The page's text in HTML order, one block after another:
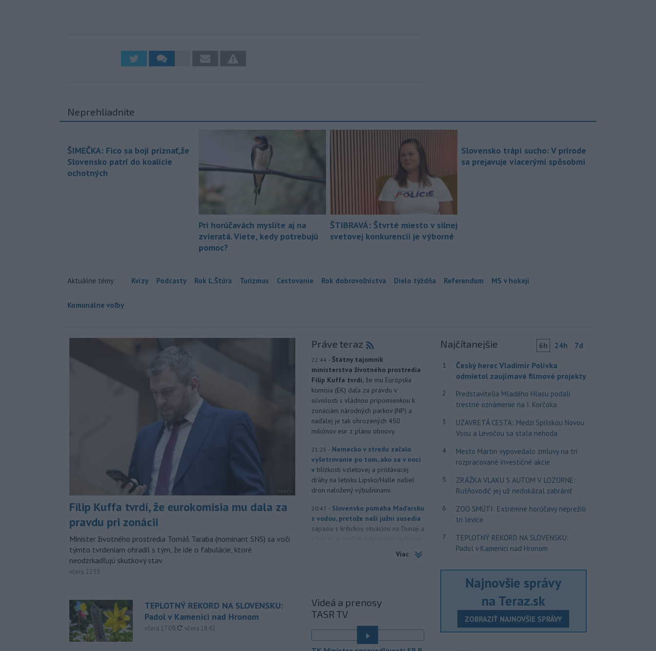
Neprehliadnite
ŠIMEČKA: Fico sa bojí priznať,že
Slovensko patrí do koalície
ochotných
Pri horúčavách myslite aj na
zvieratá. Viete, kedy potrebujú
pomoc?
ŠTIBRAVÁ: Štvrté miesto v silnej
svetovej konkurencii je výborné
Slovensko trápi sucho: V prírode
sa prejavuje viacerými spôsobmi
Aktuálne témy: Kvízy Podcasty Rok Ľ.Štúra Turizmus Cestovanie Rok dobrovoľníctva Dielo týždňa Referendum MS v hokeji
Komunálne voľby
Filip Kuffa tvrdí, že eurokomisia mu dala za
pravdu pri zonácii
Minister životného prostredia Tomáš Taraba (nominant SNS) sa voči
týmto tvrdeniam ohradil s tým, že ide o fabulácie, ktoré
neodzrkadľujú skutkový stav.
včera 22:53
TEPLOTNÝ REKORD NA SLOVENSKU:
Padol v Kamenici nad Hronom
včera 17:09, aktualizované
včera 18:42
Práve teraz
22:44 - Štátny tajomník
ministerstva životného prostredia
Filip Kuffa tvrdí, že mu Európska
komisia (EK) dala za pravdu v
súvislosti s vládnou pripomienkou k
zonáciám národných parkov (NP) a
naďalej je tak ohrozených 450
miliónov eur z plánu obnovy.
21:25 - Nemecko v stredu začalo
vyšetrovanie po tom, ako sa v noci
v blízkosti vzletovej a pristávacej
dráhy na letisku Lipsko/Halle našiel
dron naložený výbušninami.
20:47 - Slovensko pomáha Maďarsku
s vodou, pretože naši južní susedia
zápasia s kritickou situáciou na Dunaji a
prevádzanie migrantov z Bieloruska
na územie tohto členského štátu
Európskej únie.
Ruská dezinformačná
kampaň sa vo Francúzsku zamerala
Viac
Videá a prenosy
TASR TV
Najčítanejšie 6h 24h 7d
1
Český herec Vladimír Polívka
odmietol zaujímavé filmové projekty
2
Predstavitelia Mladého Hlasu podali
trestné oznámenie na I. Korčoka
3
UZAVRETÁ CESTA: Medzi Spišskou Novou
Vsou a Levočou sa stala nehoda
4
Mesto Martin vypovedalo zmluvy na tri
rozpracované investičné akcie
5
ZRÁŽKA VLAKU S AUTOM V LOZORNE:
Rušňovodič jej už nedokázal zabrániť
6
ZOO SMÚTI: Extrémne horúčavy neprežili
tri levice
7
TEPLOTNÝ REKORD NA SLOVENSKU:
Padol v Kamenici nad Hronom
Najnovšie správy
na Teraz.sk
ZOBRAZIŤ NAJNOVŠIE SPRÁVY